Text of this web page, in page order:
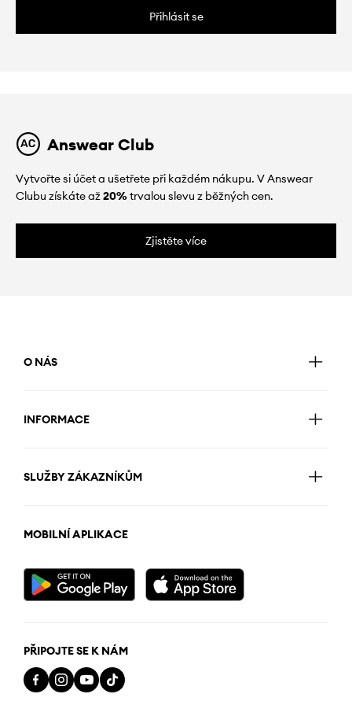
Přihlásit se
Answear Club
Vytvořte si účet a ušetřete při každém nákupu. V Answear
Clubu získáte až20%trvalou slevu z běžných cen.
Zjistěte více
O NÁS
INFORMACE
SLUŽBY ZÁKAZNÍKŮM
MOBILNÍ APLIKACE
PŘIPOJTE SE K NÁM